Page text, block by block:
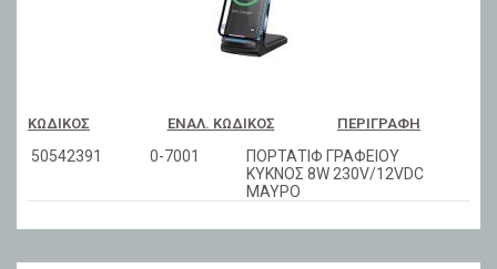
ΚΩΔΙΚΌΣ ΕΝΑΛ. ΚΩΔΙΚΌΣ ΠΕΡΙΓΡΑΦΉ
50542391 0-7001
ΠΟΡΤΑΤΙΦ ΓΡΑΦΕΙΟΥ
ΚΥΚΝΟΣ 8W 230V/12VDC
ΜΑΥΡΟ